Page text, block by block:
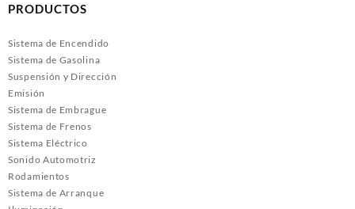
PRODUCTOS
Sistema de Encendido
Sistema de Gasolina
Suspensión y Dirección
Emisión
Sistema de Embrague
Sistema de Frenos
Sistema Eléctrico
Sonido Automotriz
Rodamientos
Sistema de Arranque